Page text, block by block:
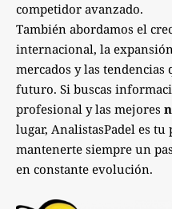
competidor avanzado.
También abordamos el
internacional, la
mercados y las tendencias
futuro. Si buscas
profesional y las mejores
lugar, AnalistasPadel es
mantenerte siempre un
en constante evolución.